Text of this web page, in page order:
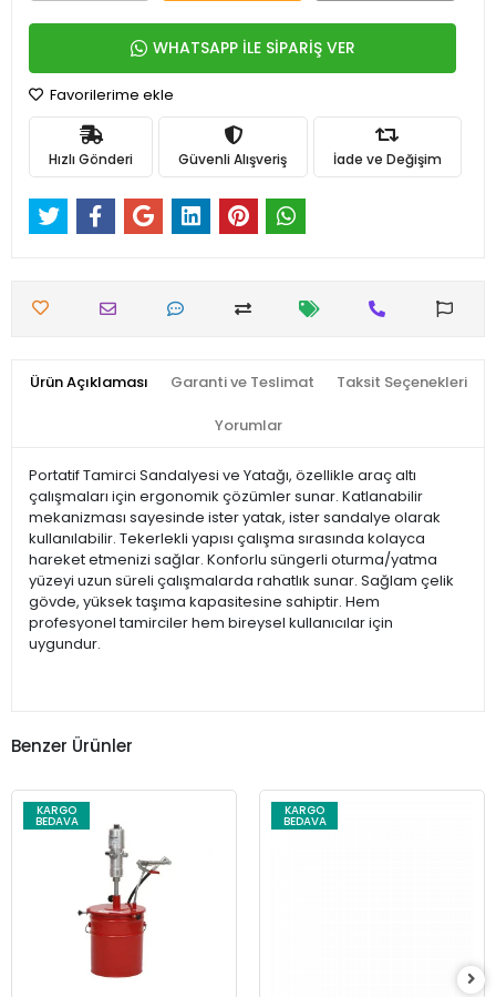
WHATSAPP İLE SİPARİŞ VER
Favorilerime ekle
Hızlı Gönderi Güvenli Alışveriş İade ve Değişim
Ürün Açıklaması Garanti ve Teslimat Taksit Seçenekleri
Yorumlar
Portatif Tamirci Sandalyesi ve Yatağı, özellikle araç altı
çalışmaları için ergonomik çözümler sunar. Katlanabilir
mekanizması sayesinde ister yatak, ister sandalye olarak
kullanılabilir. Tekerlekli yapısı çalışma sırasında kolayca
hareket etmenizi sağlar. Konforlu süngerli oturma/yatma
yüzeyi uzun süreli çalışmalarda rahatlık sunar. Sağlam çelik
gövde, yüksek taşıma kapasitesine sahiptir. Hem
profesyonel tamirciler hem bireysel kullanıcılar için
uygundur.
Benzer Ürünler
KARGO
BEDAVA
KARGO
BEDAVA